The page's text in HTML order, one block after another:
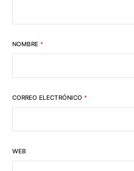
NOMBRE *
CORREO ELECTRÓNICO *
WEB